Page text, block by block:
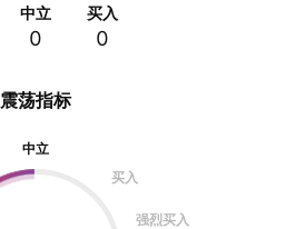
震荡指标
中立
买入
强烈买入
中立
0
买入
0